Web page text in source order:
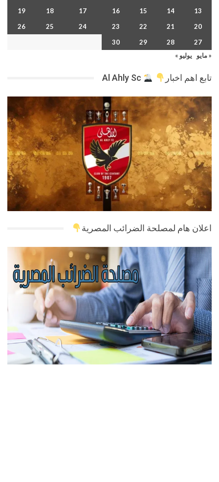
13
14
15
16
17
18
19
20
21
22
23
24
25
26
27
28
29
30
« مايو
يوليو »
تابع اهم اخبار
اعلان هام لمصلحة الضرائب المصرية